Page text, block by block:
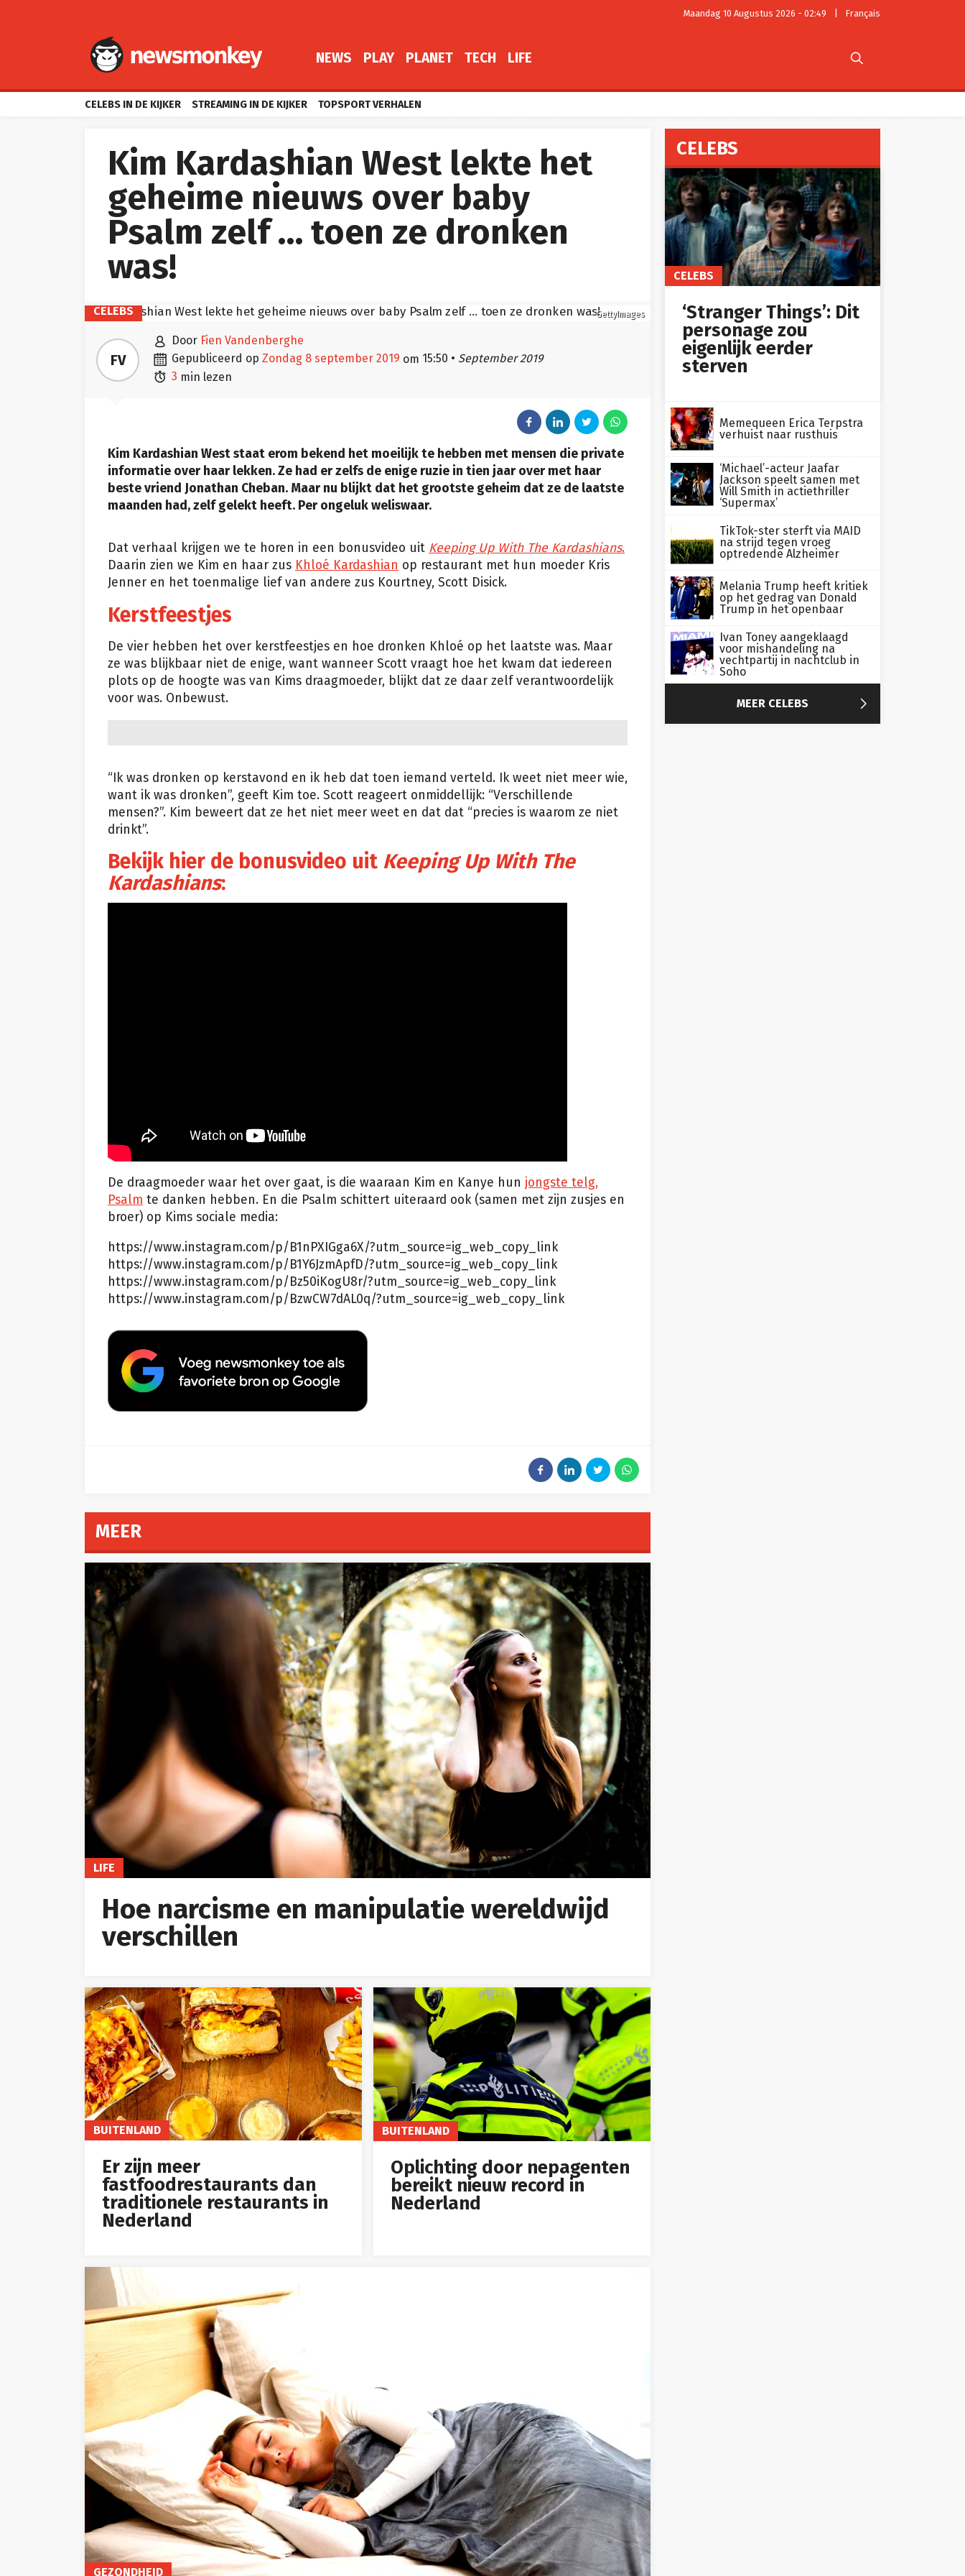
Maandag 10 Augustus 2026 - 02:49 Français
NEWS PLAY PLANET TECH LIFE 
CELEBS IN DE KIJKER STREAMING IN DE KIJKER TOPSPORT VERHALEN
Kim Kardashian West lekte het
geheime nieuws over baby
Psalm zelf … toen ze dronken
was!
GettyImages
CELEBS
FV
 door Fien Vandenberghe
 gepubliceerd op zondag 8 september 2019 om 15:50 • September 2019
 3 min lezen
Kim Kardashian West staat erom bekend het moeilijk te hebben met mensen die private
informatie over haar lekken. Ze had er zelfs de enige ruzie in tien jaar over met haar
beste vriend Jonathan Cheban. Maar nu blijkt dat het grootste geheim dat ze de laatste
maanden had, zelf gelekt heeft. Per ongeluk weliswaar.
Dat verhaal krijgen we te horen in een bonusvideo uit Keeping Up With The Kardashians.
Daarin zien we Kim en haar zus Khloé Kardashian op restaurant met hun moeder Kris
Jenner en het toenmalige lief van andere zus Kourtney, Scott Disick.
Kerstfeestjes
De vier hebben het over kerstfeestjes en hoe dronken Khloé op het laatste was. Maar
ze was blijkbaar niet de enige, want wanneer Scott vraagt hoe het kwam dat iedereen
plots op de hoogte was van Kims draagmoeder, blijkt dat ze daar zelf verantwoordelijk
voor was. Onbewust.
“Ik was dronken op kerstavond en ik heb dat toen iemand verteld. Ik weet niet meer wie,
want ik was dronken”, geeft Kim toe. Scott reageert onmiddellijk: “Verschillende
mensen?”. Kim beweert dat ze het niet meer weet en dat dat “precies is waarom ze niet
drinkt”.
Bekijk hier de bonusvideo uit Keeping Up With The
Kardashians:
De draagmoeder waar het over gaat, is die waaraan Kim en Kanye hun jongste telg,
Psalm te danken hebben. En die Psalm schittert uiteraard ook (samen met zijn zusjes en
broer) op Kims sociale media:
https://www.instagram.com/p/B1nPXIGga6X/?utm_source=ig_web_copy_link
https://www.instagram.com/p/B1Y6JzmApfD/?utm_source=ig_web_copy_link
https://www.instagram.com/p/Bz50iKogU8r/?utm_source=ig_web_copy_link
https://www.instagram.com/p/BzwCW7dAL0q/?utm_source=ig_web_copy_link
MEER
LIFE
Hoe narcisme en manipulatie wereldwijd
verschillen
BUITENLAND
Er zijn meer
fastfoodrestaurants dan
traditionele restaurants in
Nederland
BUITENLAND
Oplichting door nepagenten
bereikt nieuw record in
Nederland
GEZONDHEID
CELEBS
CELEBS
‘Stranger Things’: Dit
personage zou
eigenlijk eerder
sterven
Memequeen Erica Terpstra
verhuist naar rusthuis
‘Michael’-acteur Jaafar
Jackson speelt samen met
Will Smith in actiethriller
‘Supermax’
TikTok-ster sterft via MAID
na strijd tegen vroeg
optredende Alzheimer
Melania Trump heeft kritiek
op het gedrag van Donald
Trump in het openbaar
Ivan Toney aangeklaagd
voor mishandeling na
vechtpartij in nachtclub in
Soho
MEER CELEBS 